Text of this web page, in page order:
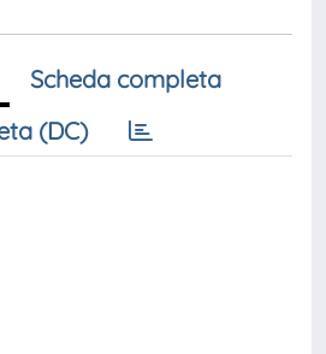
Scheda completa
(DC)